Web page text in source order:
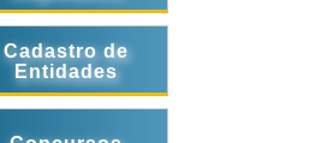
Cadastro de
Entidades